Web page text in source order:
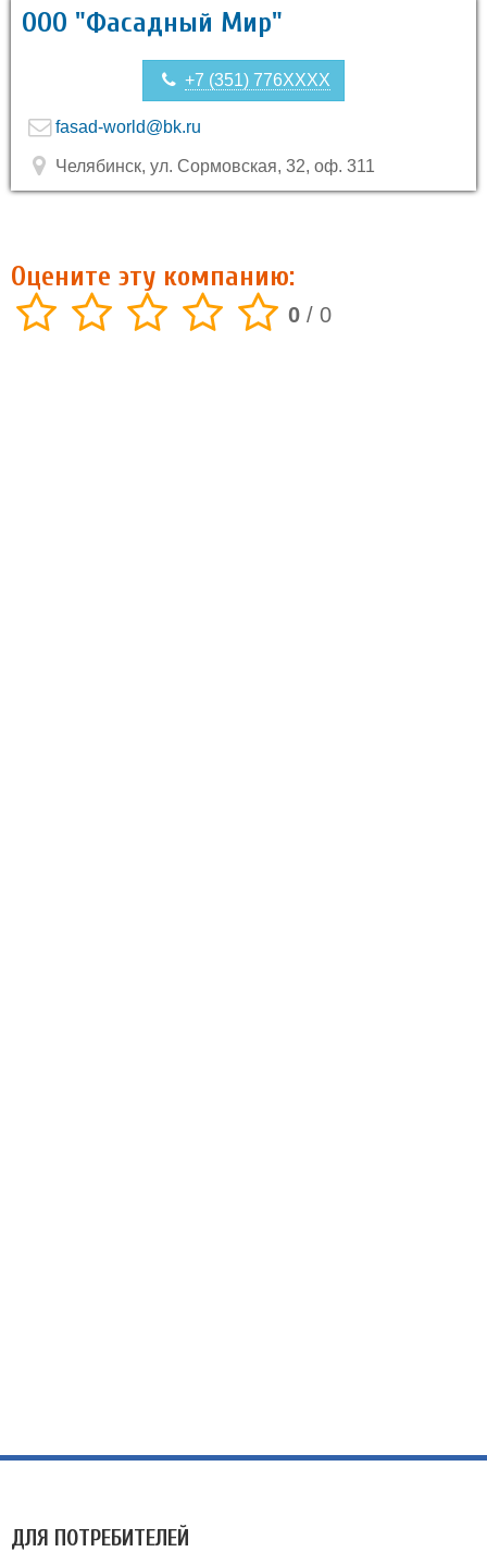
ООО "Фасадный Мир"
+7 (351) 776XXXX
fasad-world@bk.ru
Челябинск, ул. Сормовская, 32, оф. 311
Оцените эту компанию:
0 / 0
ДЛЯ ПОТРЕБИТЕЛЕЙ